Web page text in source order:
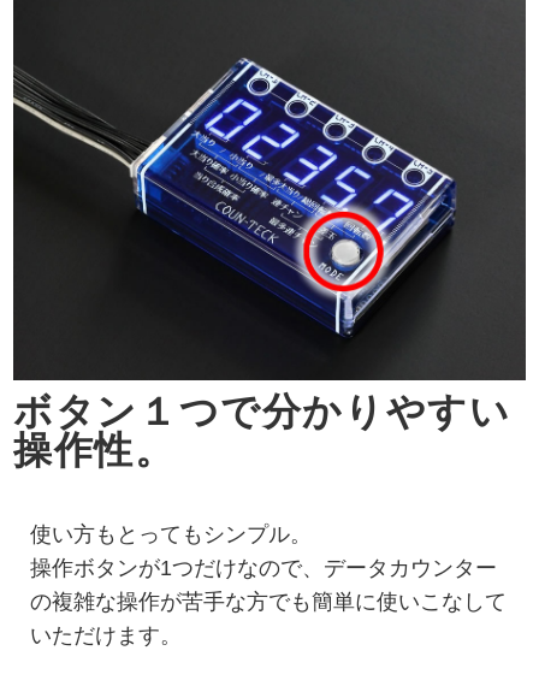
ボタン１つで分かりやすい
操作性。
使い方もとってもシンプル。
操作ボタンが1つだけなので、データカウンター
の複雑な操作が苦手な方でも簡単に使いこなして
いただけます。